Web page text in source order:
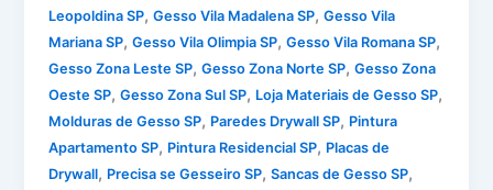
Leopoldina SP,Gesso Vila Madalena SP,Gesso Vila
Mariana SP,Gesso Vila Olimpia SP,Gesso Vila Romana SP,
Gesso Zona Leste SP,Gesso Zona Norte SP,Gesso Zona
Oeste SP,Gesso Zona Sul SP, Loja Materiais de Gesso SP,
Molduras de Gesso SP, Paredes Drywall SP, Pintura
Apartamento SP, Pintura Residencial SP, Placas de
Drywall, Precisa se Gesseiro SP,Sancas de Gesso SP,